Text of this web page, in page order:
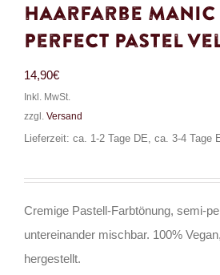
Haarfarbe Manic
Perfect Pastel
14,90€
Inkl. MwSt.
zzgl. Versand
Lieferzeit: ca. 1-2 Tage DE, ca. 3-4 Tage
Cremige Pastell-Farbtönung, semi-
untereinander mischbar. 100%
hergestellt.